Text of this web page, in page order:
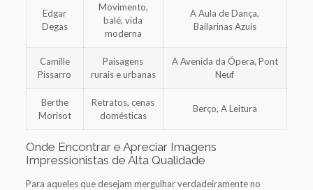
Edgar
Degas
Movimento,
balé, vida
moderna
A Aula de Dança,
Bailarinas Azuis
Camille
Pissarro
Paisagens
rurais e urbanas
A Avenida da Ópera, Pont
Neuf
Berthe
Morisot
Retratos, cenas
domésticas
Berço, A Leitura
Onde Encontrar e Apreciar Imagens
Impressionistas de Alta Qualidade
Para aqueles que desejam mergulhar verdadeiramente no